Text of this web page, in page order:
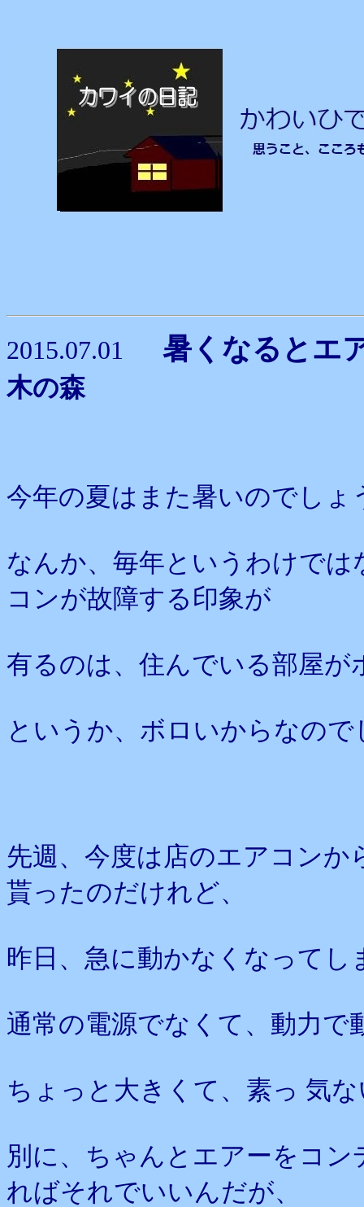
2015.07.01 暑くなると
木の森
今年の夏はまた暑いのでしょ
なんか、毎年というわけで
コンが故障する印象が
有るのは、住んでいる部屋
というか、ボロいからなので
先週、今度は店のエアコン
貰ったのだけれど、
昨日、急に動かなくなってし
通常の電源でなくて、動力
ちょっと大きくて、素っ 気
別に、ちゃんとエアーをコ
ればそれでいいんだが、